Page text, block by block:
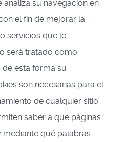
analiza su navegación en
el fin de mejorar la
servicios que le
será tratado como
esta forma su
son necesarias para el
de cualquier sitio
saber a qué páginas
mediante qué palabras